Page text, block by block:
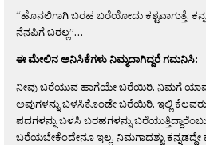
“ಹೊನಲಿಗಾಗಿ ಬರಹ ಬರೆಯೋದು ಕಶ್ಟವಾಗುತ್ತೆ.
ನೆನಪಿಗೆ ಬರಲ್ಲ”…
ಈ ಮೇಲಿನ ಅನಿಸಿಕೆಗಳು ನಿಮ್ಮದಾಗಿದ್ದರೆ ಗಮನಿಸಿ:
ನೀವು ಬರೆಯುವ ಹಾಗೆಯೇ ಬರೆಯಿರಿ. ನಿಮಗೆ
ಅವುಗಳನ್ನು ಬಳಸಿಕೊಂಡೇ ಬರೆಯಿರಿ. ಇಲ್ಲಿ ಕೆಲವರು
ಪದಗಳನ್ನು ಬಳಸಿ ಬರಹಗಳನ್ನು
ಬರೆಯಬೇಕೆಂದೇನೂ ಇಲ್ಲ. ನಿಮಗಾದಶ್ಟು